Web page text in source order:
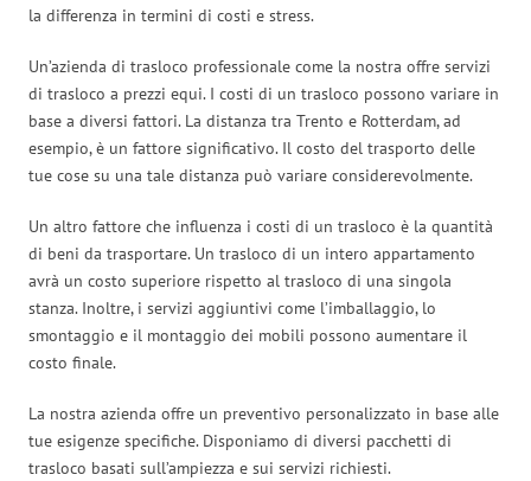
la differenza in termini di costi e stress.
Un’azienda di trasloco professionale come la nostra offre servizi
di trasloco a prezzi equi. I costi di un trasloco possono variare in
base a diversi fattori. La distanza tra Trento e Rotterdam, ad
esempio, è un fattore significativo. Il costo del trasporto delle
tue cose su una tale distanza può variare considerevolmente.
Un altro fattore che influenza i costi di un trasloco è la quantità
di beni da trasportare. Un trasloco di un intero appartamento
avrà un costo superiore rispetto al trasloco di una singola
stanza. Inoltre, i servizi aggiuntivi come l’imballaggio, lo
smontaggio e il montaggio dei mobili possono aumentare il
costo finale.
La nostra azienda offre un preventivo personalizzato in base alle
tue esigenze specifiche. Disponiamo di diversi pacchetti di
trasloco basati sull’ampiezza e sui servizi richiesti.